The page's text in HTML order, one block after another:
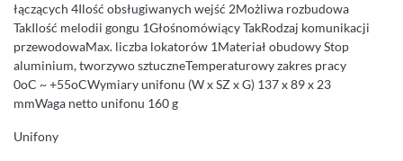
łączących 4Ilość obsługiwanych wejść 2Możliwa rozbudowa
TakIlość melodii gongu 1Głośnomówiący TakRodzaj komunikacji
przewodowaMax. liczba lokatorów 1Materiał obudowy Stop
aluminium, tworzywo sztuczneTemperaturowy zakres pracy
0oC ~ +55oCWymiary unifonu (W x SZ x G) 137 x 89 x 23
mmWaga netto unifonu 160 g
Unifony